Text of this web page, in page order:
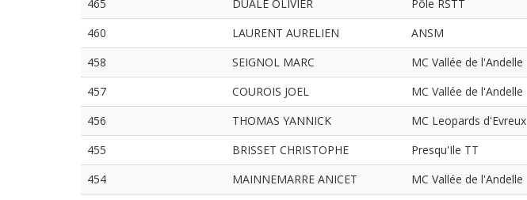
465
DUALE OLIVIER Pôle RSTT
460
LAURENT AURELIEN ANSM
458
SEIGNOL MARC MC Vallée de l'Andelle
457
COUROIS JOEL MC Vallée de l'Andelle
456
THOMAS YANNICK MC Leopards d'Evreux
455
BRISSET CHRISTOPHE Presqu'Ile TT
454
MAINNEMARRE ANICET MC Vallée de l'Andelle